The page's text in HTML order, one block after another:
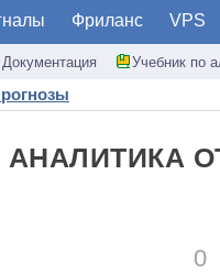
Фриланс VPS
Документация Учебник по
АНАЛИТИКА
0